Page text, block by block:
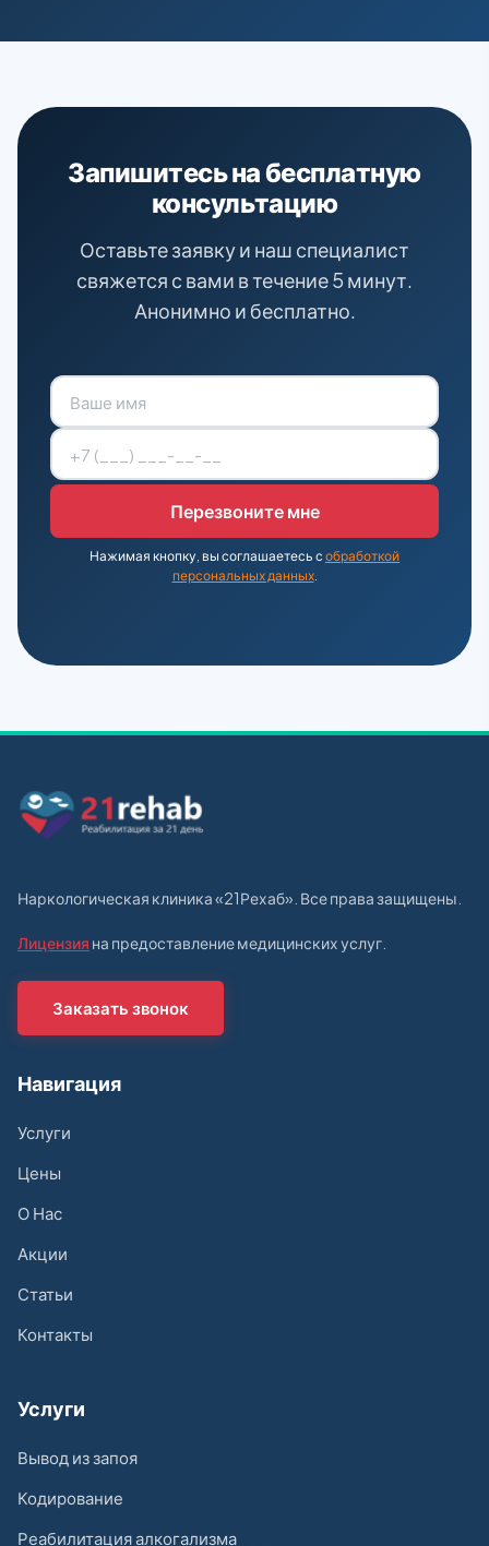
Запишитесь на бесплатную
консультацию
Оставьте заявку и наш специалист
свяжется с вами в течение 5 минут.
Анонимно и бесплатно.
Нажимая кнопку, вы соглашаетесь с обработкой
персональных данных.
Наркологическая клиника «21Рехаб». Все права защищены.
Лицензия на предоставление медицинских услуг.
Заказать звонок
Навигация
Услуги
Цены
О Нас
Акции
Статьи
Контакты
Услуги
Вывод из запоя
Кодирование
Реабилитация алкогализма